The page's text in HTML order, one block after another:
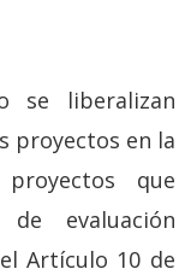
se liberalizan
proyectos en la
que
evaluación
Artículo 10 de